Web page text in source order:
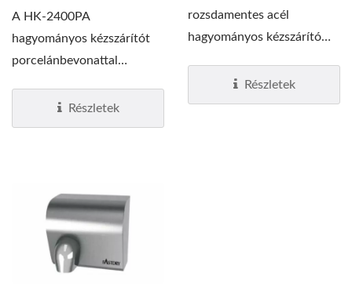
A HK-2400PA
hagyományos kézszárítót
porcelánbevonattal
nemcsak...
Részletek
rozsdamentes acél
hagyományos kézszárító
felülettel...Részletek